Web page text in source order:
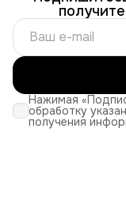
Нажимая
обработку
получения